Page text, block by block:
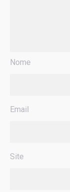
Nome
Email
Site